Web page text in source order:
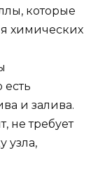
которые
химических
и залива.
не требует
узла,